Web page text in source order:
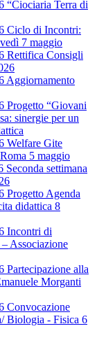
“Ciociaria Terra di
Ciclo di Incontri:
7 maggio
Rettifica Consigli
Aggiornamento
Progetto “Giovani
sinergie per un
Welfare Gite
5 maggio
Seconda settimana
Progetto Agenda
didattica 8
Incontri di
Associazione
Partecipazione alla
Morganti
Convocazione
Biologia - Fisica 6